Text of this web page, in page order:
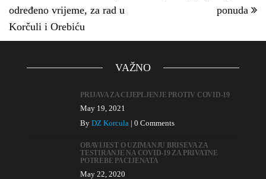
određeno vrijeme, za rad u
Korčuli i Orebiću
ponuda
VAŽNO
PRIJAVA ZA CIJEPLJENJE PROTIV COVID-19
May 19, 2021
By DZ Korcula | 0 Comments
OBAVIJEST O UZIMANJU BRISEVA ZA
TESTIRANJE NA COVID-19 ZA PRIVATNE
POTREBE PACIJENATA
May 22, 2020